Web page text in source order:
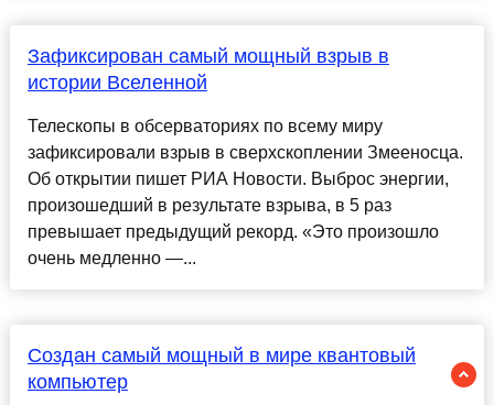
Зафиксирован самый мощный взрыв в
истории Вселенной
Телескопы в обсерваториях по всему миру
зафиксировали взрыв в сверхскоплении Змееносца.
Об открытии пишет РИА Новости. Выброс энергии,
произошедший в результате взрыва, в 5 раз
превышает предыдущий рекорд. «Это произошло
очень медленно —...
Создан самый мощный в мире квантовый
компьютер